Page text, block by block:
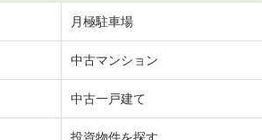
月極駐車場
中古マンション
中古一戸建て